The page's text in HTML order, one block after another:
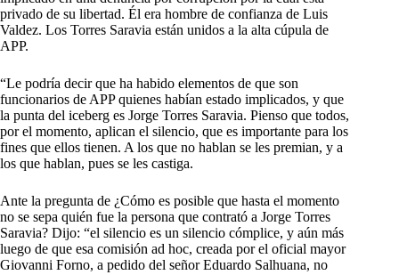
privado de su libertad. Él era hombre de confianza de Luis
Valdez. Los Torres Saravia están unidos a la alta cúpula de
APP.
“Le podría decir que ha habido elementos de que son
funcionarios de APP quienes habían estado implicados, y que
la punta del iceberg es Jorge Torres Saravia. Pienso que todos,
por el momento, aplican el silencio, que es importante para los
fines que ellos tienen. A los que no hablan se les premian, y a
los que hablan, pues se les castiga.
Ante la pregunta de ¿Cómo es posible que hasta el momento
no se sepa quién fue la persona que contrató a Jorge Torres
Saravia? Dijo: “el silencio es un silencio cómplice, y aún más
luego de que esa comisión ad hoc, creada por el oficial mayor
Giovanni Forno, a pedido del señor Eduardo Salhuana, no